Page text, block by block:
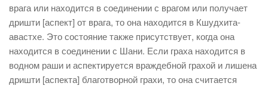
врага или находится в соединении с врагом или получает
дришти [аспект] от врага, то она находится в Кшудхита-
авастхе. Это состояние также присутствует, когда она
находится в соединении с Шани. Если граха находится в
водном раши и аспектируется враждебной грахой и лишена
дришти [аспекта] благотворной грахи, то она считается